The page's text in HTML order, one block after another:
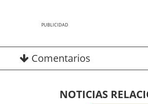
Comentarios
NOTICIAS